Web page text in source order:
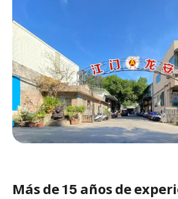
Más de 15 años de